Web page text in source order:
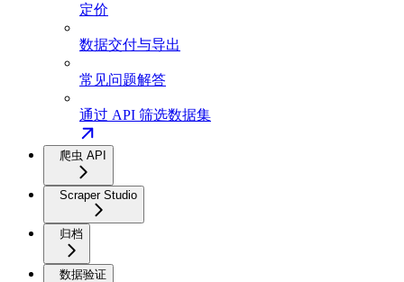
定价
数据交付与导出
常见问题解答
通过 API 筛选数据集
爬虫 API
Scraper Studio
归档
数据验证